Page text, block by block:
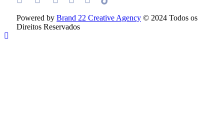
Powered by Brand 22 Creative Agency © 2024 Todos os
Direitos Reservados